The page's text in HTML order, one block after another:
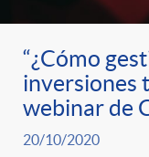
“¿Cómo
inversiones
webinar de
20/10/2020